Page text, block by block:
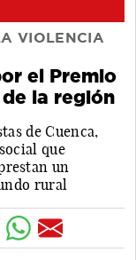
VIOLENCIA
el Premio
la región
de Cuenca,
que
un
rural